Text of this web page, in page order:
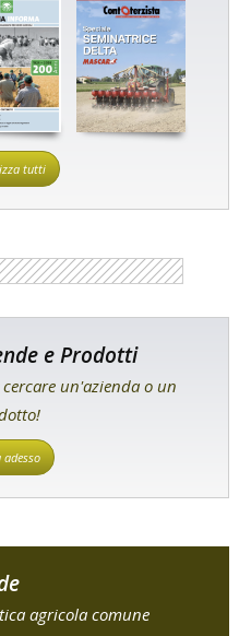
tutti
e Prodotti
un'azienda o un
adesso
agricola comune